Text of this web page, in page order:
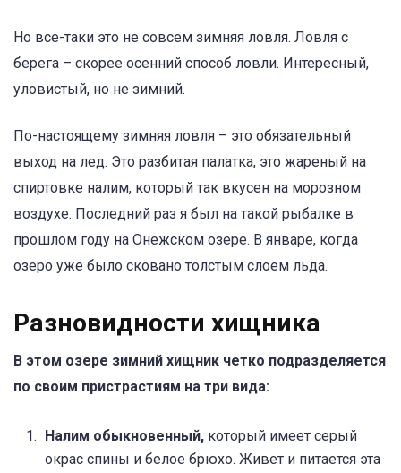
Но все-таки это не совсем зимняя ловля. Ловля с
берега – скорее осенний способ ловли. Интересный,
уловистый, но не зимний.
По-настоящему зимняя ловля – это обязательный
выход на лед. Это разбитая палатка, это жареный на
спиртовке налим, который так вкусен на морозном
воздухе. Последний раз я был на такой рыбалке в
прошлом году на Онежском озере. В январе, когда
озеро уже было сковано толстым слоем льда.
Разновидности хищника
В этом озере зимний хищник четко подразделяется
по своим пристрастиям на три вида:
Налим обыкновенный, который имеет серый
окрас спины и белое брюхо. Живет и питается эта